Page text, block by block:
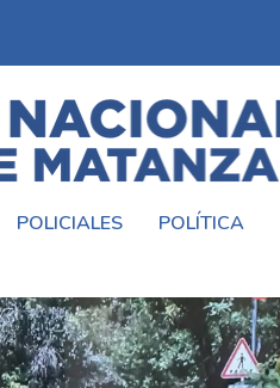
POLICIALES POLÍTICA